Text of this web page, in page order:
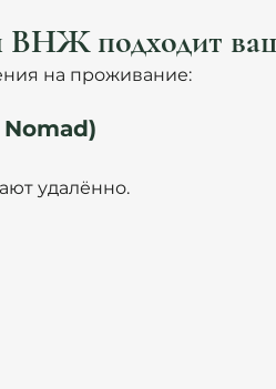
ВНЖ подходит
на проживание:
удалённо.